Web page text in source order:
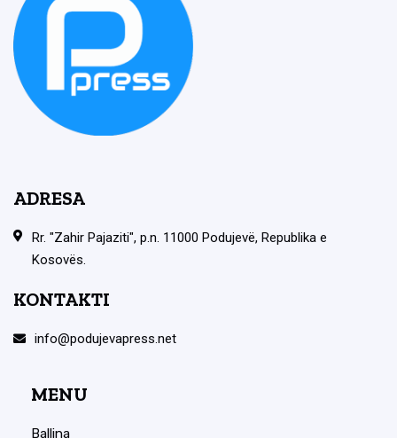
ADRESA
Rr. "Zahir Pajaziti", p.n. 11000 Podujevë, Republika e
Kosovës.
KONTAKTI
info@podujevapress.net
MENU
Ballina